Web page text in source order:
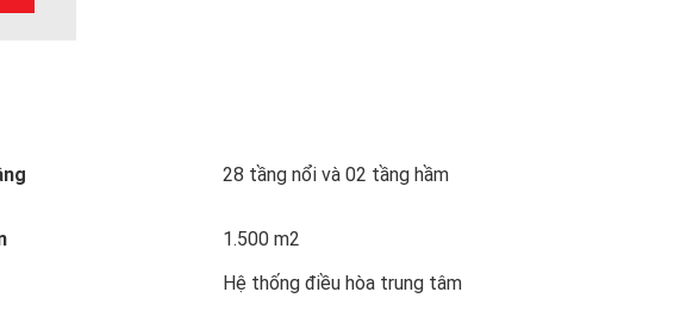
28 tầng nổi và 02 tầng hầm
1.500 m2
Hệ thống điều hòa trung tâm